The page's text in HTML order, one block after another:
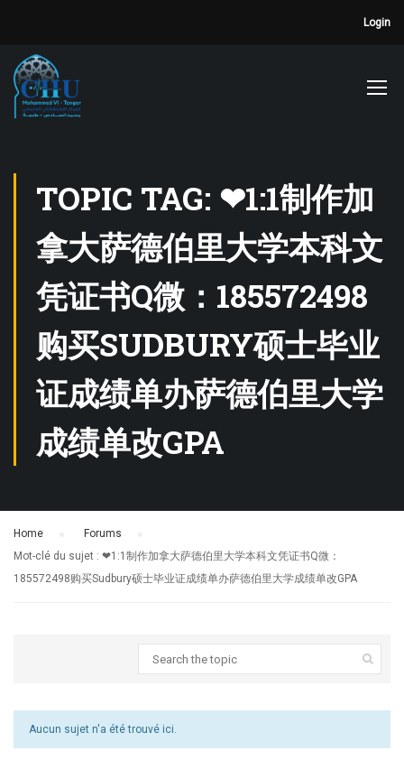
Login
TOPIC TAG: ❤1:1制作加
拿大萨德伯里大学本科文
凭证书Q微：185572498
购买SUDBURY硕士毕业
证成绩单办萨德伯里大学
成绩单改GPA
Home Forums
Mot-clé du sujet : ❤1:1制作加拿大萨德伯里大学本科文凭证书Q微：
185572498购买Sudbury硕士毕业证成绩单办萨德伯里大学成绩单改GPA
Aucun sujet n'a été trouvé ici.